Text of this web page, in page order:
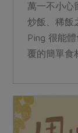
萬一不小心
炒飯、稀飯
Ping 很能
覆的簡單食